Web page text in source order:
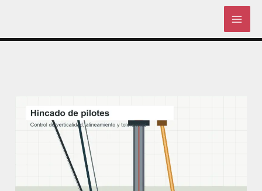
content